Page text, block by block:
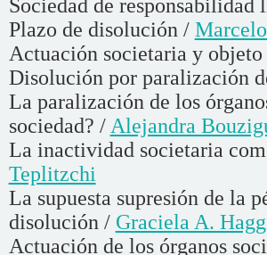
Sociedad de
Plazo de disolución /
Actuación societaria y
Disolución por paralización
La paralización de los
sociedad? /Alejandra
La inactividad societaria
Teplitzchi
La supuesta supresión de la
disolución / Graciela A.
Actuación de los órganos